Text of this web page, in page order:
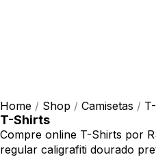
Home / Shop / Camisetas /
T-Shirts
Compre online T-Shirts por
regular caligrafiti dourado